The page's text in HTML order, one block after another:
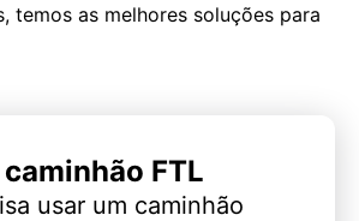
temos as melhores soluções para
FTL
usar um caminhão